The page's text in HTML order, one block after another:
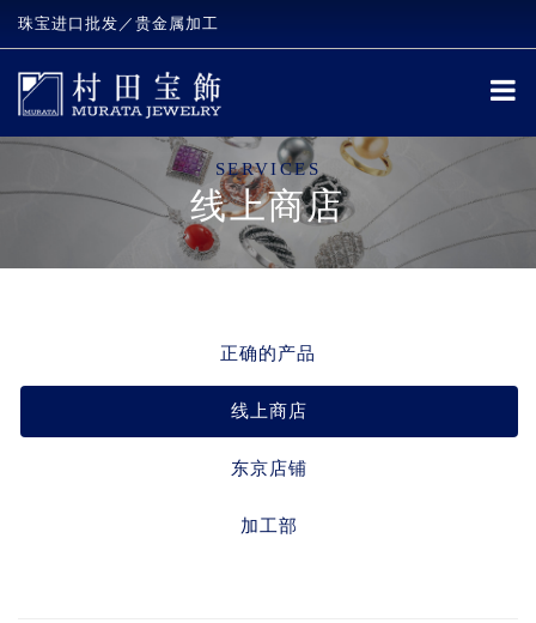
珠宝进口批发／贵金属加工
SERVICES
线上商店
正确的产品
线上商店
东京店铺
加工部